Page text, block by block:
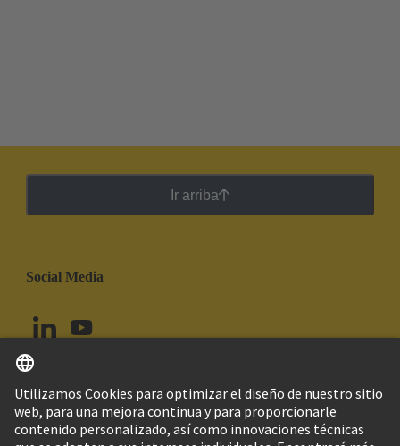
Ir arriba
Social Media
Colombia Español